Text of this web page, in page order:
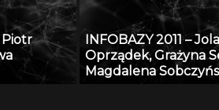
Piotr
INFOBAZY 2011 –
Oprządek, Grażyna
Magdalena